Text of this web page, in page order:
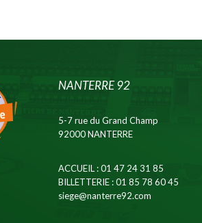
NANTERRE 92
5-7 rue du Grand Champ
92000 NANTERRE
ACCUEIL : 01 47 24 31 85
BILLETTERIE : 01 85 78 60 45
siege@nanterre92.com